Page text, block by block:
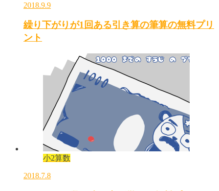
2018.9.9
繰り下がりが1回ある引き算の筆算の無料プリ
ント
小2算数
2018.7.8